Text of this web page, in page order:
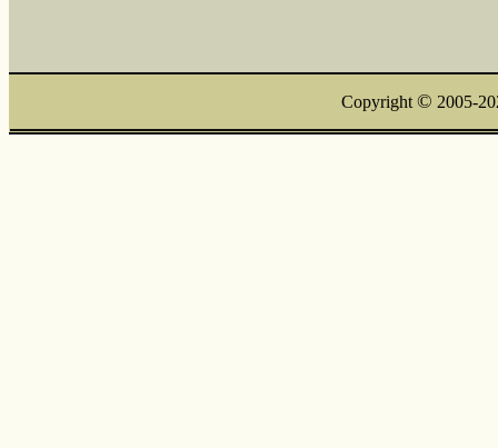
Copyright © 2005-